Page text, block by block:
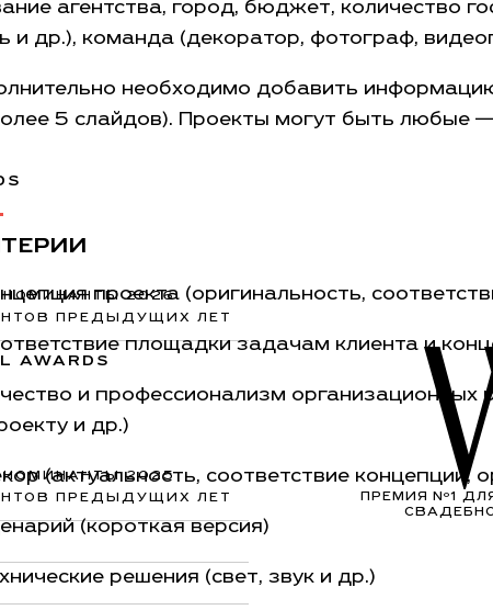
агентства, город, бюджет, количество
и др.), команда (декоратор, фотограф,
необходимо добавить
5 слайдов). Проекты могут быть любые
проекта (оригинальность,
площадки задачам клиента и
и профессионализм организационных
и др.)
(актуальность, соответствие концепции,
(короткая версия)
решения (свет, звук и др.)
НОМИНАНТЫ 2026
ПРЕДЫДУЩИХ ЛЕТ
AWARDS
НОМИНАНТЫ 2025
ПРЕДЫДУЩИХ ЛЕТ
ПРЕМИЯ Nº1